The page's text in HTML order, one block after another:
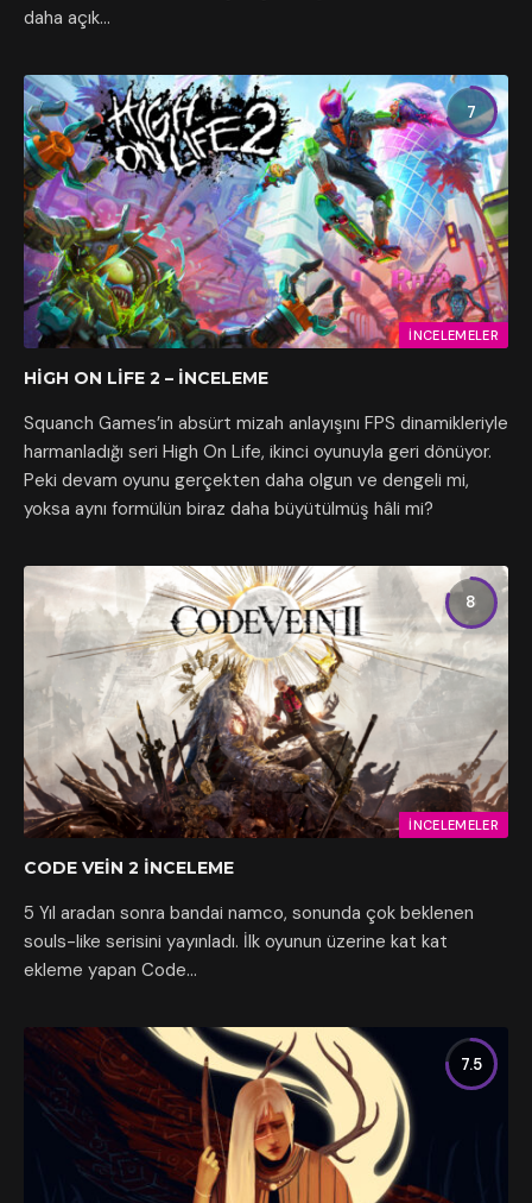
daha açık…
7
İNCELEMELER
HIGH ON LIFE 2 – İNCELEME
Squanch Games’in absürt mizah anlayışını FPS dinamikleriyle
harmanladığı seri High On Life, ikinci oyunuyla geri dönüyor.
Peki devam oyunu gerçekten daha olgun ve dengeli mi,
yoksa aynı formülün biraz daha büyütülmüş hâli mi?
8
İNCELEMELER
CODE VEIN 2 İNCELEME
5 Yıl aradan sonra bandai namco, sonunda çok beklenen
souls-like serisini yayınladı. İlk oyunun üzerine kat kat
ekleme yapan Code…
7.5